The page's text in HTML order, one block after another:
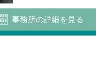
事務所の詳細を見る